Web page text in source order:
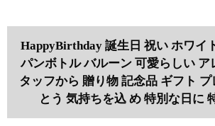
HappyBirthday 誕生日 祝い ホワイ
パンボトル バルーン 可愛らしい ア
タッフから 贈り物 記念品 ギフト
とう 気持ちを込 め 特別な日に